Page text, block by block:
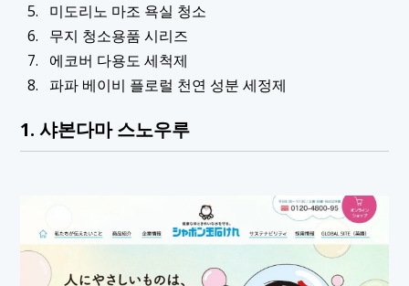
미도리노 마조 욕실 청소
무지 청소용품 시리즈
에코버 다용도 세척제
파파 베이비 플로럴 천연 성분 세정제
1. 샤본다마 스노우루